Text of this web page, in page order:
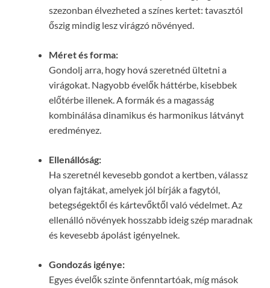
szezonban élvezheted a színes kertet: tavasztól
őszig mindig lesz virágzó növényed.
Méret és forma:
Gondolj arra, hogy hová szeretnéd ültetni a
virágokat. Nagyobb évelők háttérbe, kisebbek
előtérbe illenek. A formák és a magasság
kombinálása dinamikus és harmonikus látványt
eredményez.
Ellenállóság:
Ha szeretnél kevesebb gondot a kertben, válassz
olyan fajtákat, amelyek jól bírják a fagytól,
betegségektől és kártevőktől való védelmet. Az
ellenálló növények hosszabb ideig szép maradnak
és kevesebb ápolást igényelnek.
Gondozás igénye:
Egyes évelők szinte önfenntartóak, míg mások